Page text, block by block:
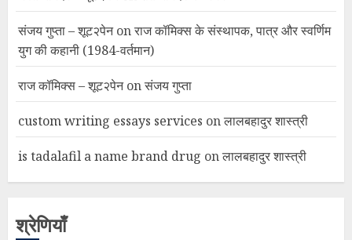
संजय गुप्ता – शूट२पेनonराज कॉमिक्स के संस्थापक, पात्र और स्वर्णिम
युग की कहानी (1984-वर्तमान)
राज कॉमिक्स – शूट२पेनonसंजय गुप्ता
custom writing essays services onलालबहादुर शास्त्री
is tadalafil a name brand drug onलालबहादुर शास्त्री
श्रेणियाँ